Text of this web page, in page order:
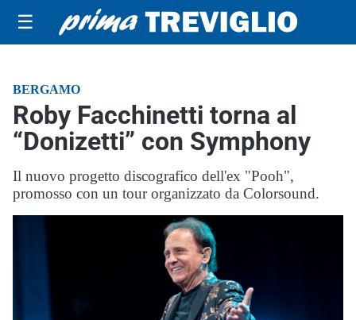
☰
BERGAMO
Roby Facchinetti torna al
“Donizetti” con Symphony
Il nuovo progetto discografico dell'ex "Pooh",
promosso con un tour organizzato da Colorsound.